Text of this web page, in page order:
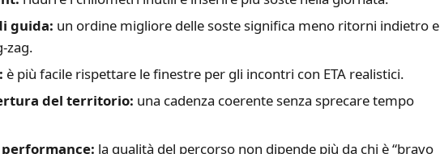
guida: un ordine migliore delle soste significa meno ritorni indietro e
zag.
è più facile rispettare le finestre per gli incontri con ETA realistici.
del territorio: una cadenza coerente senza sprecare tempo
la qualità del percorso non dipende più da chi è “bravo